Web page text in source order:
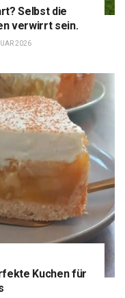
Selbst die
verwirrt sein.
2026
Kuchen für